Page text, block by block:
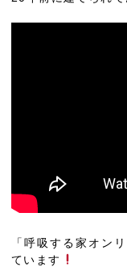
「呼吸する家オン
ています